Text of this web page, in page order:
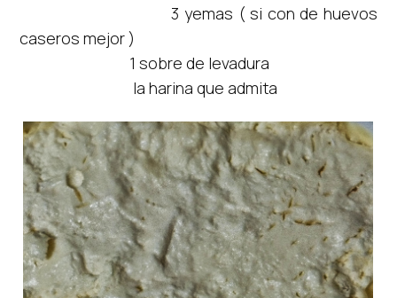
3 yemas ( si con de huevos
caseros mejor )
1 sobre de levadura
la harina que admita